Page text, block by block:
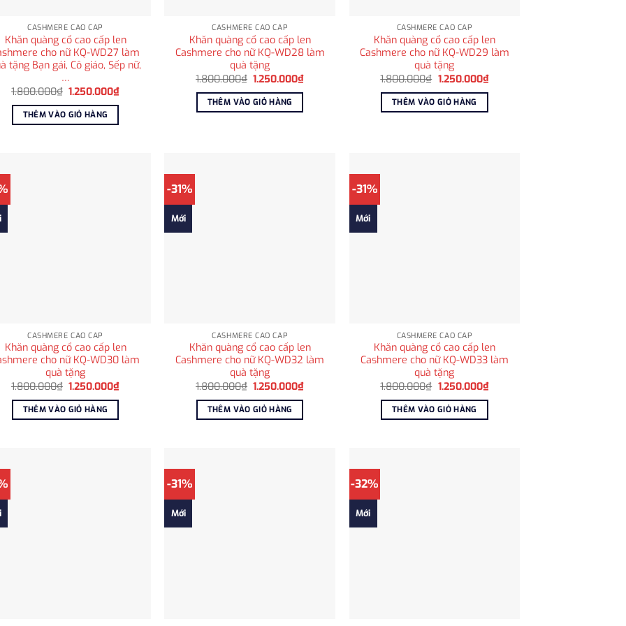
CASHMERE CAO CẤP
Khăn quàng cổ cao cấp len
cho nữ KQ-WD27 làm
tặng Bạn gái, Cô giáo, Sếp nữ,
…
1.800.000₫ Giá
là:
1.800.000₫.
1.250.000₫Giá
THÊM VÀO GIỎ HÀNG
CASHMERE CAO CẤP
Khăn quàng cổ cao cấp len
Cashmere cho nữ KQ-WD28 làm
quà tặng
1.800.000₫ Giá
là:
1.800.000₫.
1.250.000₫Giá
THÊM VÀO GIỎ HÀNG
CASHMERE CAO CẤP
Khăn quàng cổ cao cấp len
Cashmere cho nữ KQ-WD29 làm
quà tặng
1.800.000₫ Giá
là:
1.800.000₫.
1.250.000₫Giá
THÊM VÀO GIỎ HÀNG
CASHMERE CAO CẤP
Khăn quàng cổ cao cấp len
cho nữ KQ-WD30 làm
quà tặng
1.800.000₫ Giá
là:
1.800.000₫.
1.250.000₫Giá
THÊM VÀO GIỎ HÀNG
-31%
Mới
CASHMERE CAO CẤP
Khăn quàng cổ cao cấp len
Cashmere cho nữ KQ-WD32 làm
quà tặng
1.800.000₫ Giá
là:
1.800.000₫.
1.250.000₫Giá
THÊM VÀO GIỎ HÀNG
-31%
Mới
CASHMERE CAO CẤP
Khăn quàng cổ cao cấp len
Cashmere cho nữ KQ-WD33 làm
quà tặng
1.800.000₫ Giá
là:
1.800.000₫.
1.250.000₫Giá
THÊM VÀO GIỎ HÀNG
-31%
Mới
-32%
Mới